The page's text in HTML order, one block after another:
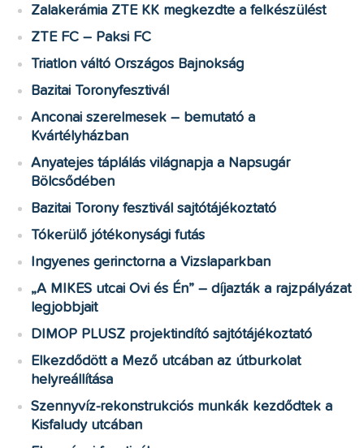
Zalakerámia ZTE KK megkezdte a felkészülést
ZTE FC – Paksi FC
Triatlon váltó Országos Bajnokság
Bazitai Toronyfesztivál
Anconai szerelmesek – bemutató a
Kvártélyházban
Anyatejes táplálás világnapja a Napsugár
Bölcsődében
Bazitai Torony fesztivál sajtótájékoztató
Tókerülő jótékonysági futás
Ingyenes gerinctorna a Vizslaparkban
„A MIKES utcai Ovi és Én” – díjazták a rajzpályázat
legjobbjait
DIMOP PLUSZ projektindító sajtótájékoztató
Elkezdődött a Mező utcában az útburkolat
helyreállítása
Szennyvíz-rekonstrukciós munkák kezdődtek a
Kisfaludy utcában